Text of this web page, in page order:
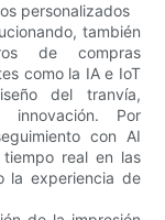
personalizados
también
de compras
como la IA e IoT
del tranvía,
innovación. Por
con AI
real en las
la experiencia de